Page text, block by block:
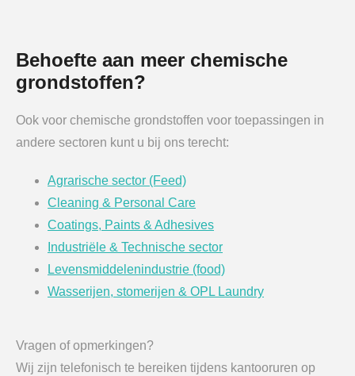
Behoefte aan meer chemische
grondstoffen?
Ook voor chemische grondstoffen voor toepassingen in
andere sectoren kunt u bij ons terecht:
Agrarische sector (Feed)
Cleaning & Personal Care
Coatings, Paints & Adhesives
Industriële & Technische sector
Levensmiddelenindustrie (food)
Wasserijen, stomerijen & OPL Laundry
Vragen of opmerkingen?
Wij zijn telefonisch te bereiken tijdens kantooruren op